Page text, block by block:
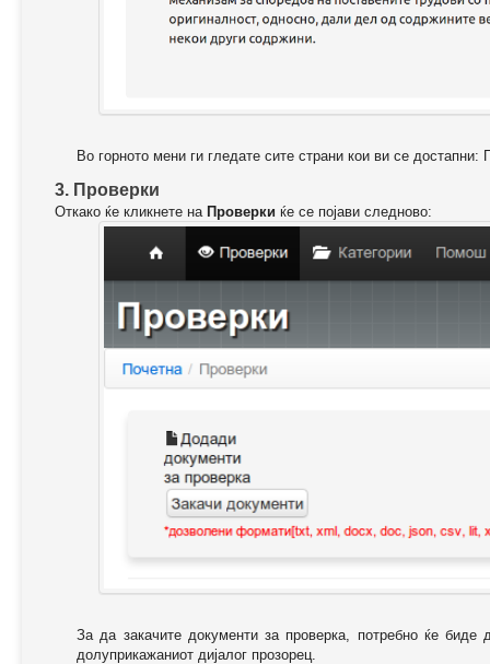
Во горното мени ги гледате сите страни кои ви се
3. Проверки
Откако ќе кликнете на Проверки ќе се појави следново:
За да закачите документи за проверка, потребно ќе биде
долуприкажаниот дијалог прозорец.